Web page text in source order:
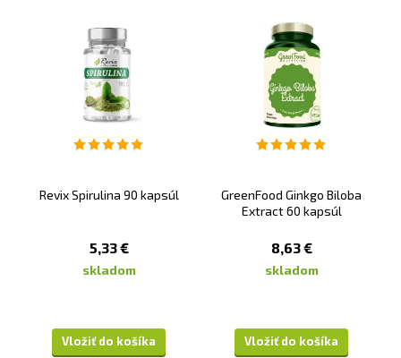
Revix Spirulina 90 kapsúl
5,33 €
skladom
Vložiť do košíka
GreenFood Ginkgo Biloba
Extract 60 kapsúl
8,63 €
skladom
Vložiť do košíka